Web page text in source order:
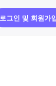
로그인 및 회원가